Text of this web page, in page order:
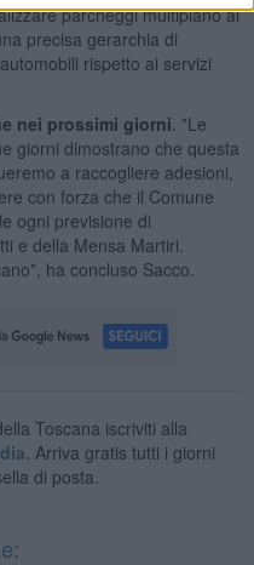
parcheggi multipiano al
precisa gerarchia di
rispetto ai servizi
nei prossimi giorni . "Le
giorni dimostrano che questa
a raccogliere adesioni,
con forza che il Comune
ogni previsione di
e della Mensa Martiri.
ha concluso Sacco.
Toscana iscriviti alla
Arriva gratis tutti i giorni
di posta.